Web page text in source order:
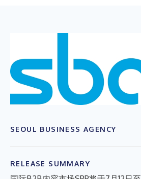
SEOUL BUSINESS AGENCY
RELEASE SUMMARY